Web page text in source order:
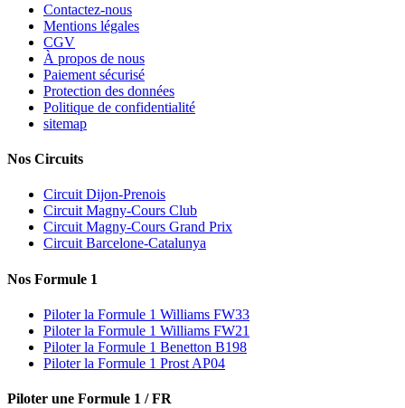
Contactez-nous
Mentions légales
CGV
À propos de nous
Paiement sécurisé
Protection des données
Politique de confidentialité
sitemap
Nos Circuits
Circuit Dijon-Prenois
Circuit Magny-Cours Club
Circuit Magny-Cours Grand Prix
Circuit Barcelone-Catalunya
Nos Formule 1
Piloter la Formule 1 Williams FW33
Piloter la Formule 1 Williams FW21
Piloter la Formule 1 Benetton B198
Piloter la Formule 1 Prost AP04
Piloter une Formule 1 / FR